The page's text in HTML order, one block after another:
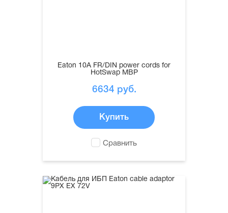
Eaton 10A FR/DIN power cords for
HotSwap MBP
6634 руб.
Купить
Сравнить